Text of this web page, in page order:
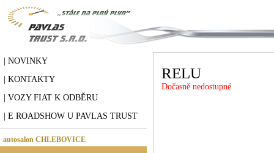
| NOVINKY
| KONTAKTY
| VOZY FIAT K ODBĚRU
| E ROADSHOW U PAVLAS TRUST
autosalon CHLEBOVICE
RELU
Dočasně nedostupné